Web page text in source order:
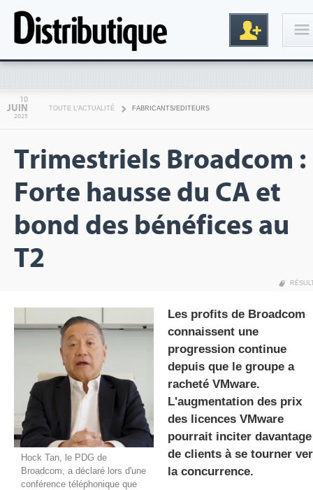
Inscription
gratuite
10
JUIN
2025
TOUTE L'ACTUALITÉ FABRICANTS/EDITEURS
Trimestriels Broadcom :
Forte hausse du CA et
bond des bénéfices au
T2
Hock Tan, le PDG de
Broadcom, a déclaré lors d'une
conférence téléphonique que
Les profits de Broadcom
connaissent une
progression continue
depuis que le groupe a
racheté VMware.
L'augmentation des prix
des licences VMware
pourrait inciter davantage
de clients à se tourner
la concurrence.